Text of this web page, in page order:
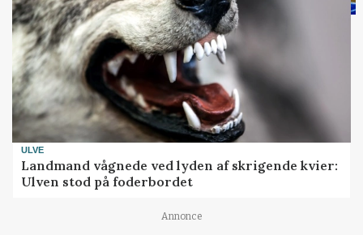
ULVE
Landmand vågnede ved lyden af skrigende kvier:
Ulven stod på foderbordet
Annonce